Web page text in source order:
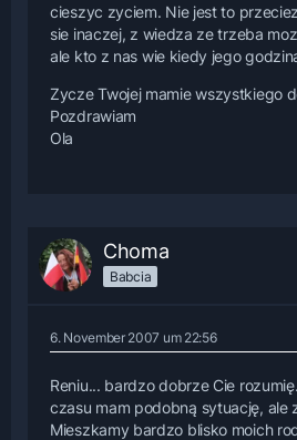
cieszyc zyciem. Nie jest to
sie inaczej, z wiedza ze trzeba
ale kto z nas wie kiedy jego
Zycze Twojej mamie wszystkiego
Pozdrawiam
Ola
Choma
Babcia
6. November 2007 um 22:56
Reniu... bardzo dobrze Cie
czasu mam podobną sytuację, ale
Mieszkamy bardzo blisko moich